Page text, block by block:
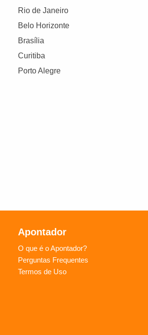
Rio de Janeiro
Belo Horizonte
Brasília
Curitiba
Porto Alegre
Apontador
O que é o Apontador?
Perguntas Frequentes
Termos de Uso